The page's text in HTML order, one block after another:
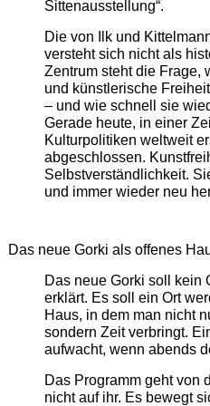
Sittenausstellung“.
Die von Ilk und
versteht sich nicht als
Zentrum steht die Frage,
und künstlerische
– und wie schnell sie
Gerade heute, in einer
Kulturpolitiken weltweit
abgeschlossen.
Selbstverständlichkeit.
und immer wieder neu
Das neue Gorki als offenes
Das neue Gorki soll kein
erklärt. Es soll ein Ort
Haus, in dem man nicht
sondern Zeit verbringt.
aufwacht, wenn abends
Das Programm geht von
nicht auf ihr. Es bewegt